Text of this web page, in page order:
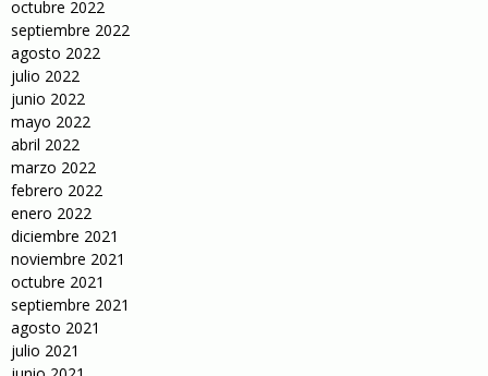
octubre 2022
septiembre 2022
agosto 2022
julio 2022
junio 2022
mayo 2022
abril 2022
marzo 2022
febrero 2022
enero 2022
diciembre 2021
noviembre 2021
octubre 2021
septiembre 2021
agosto 2021
julio 2021